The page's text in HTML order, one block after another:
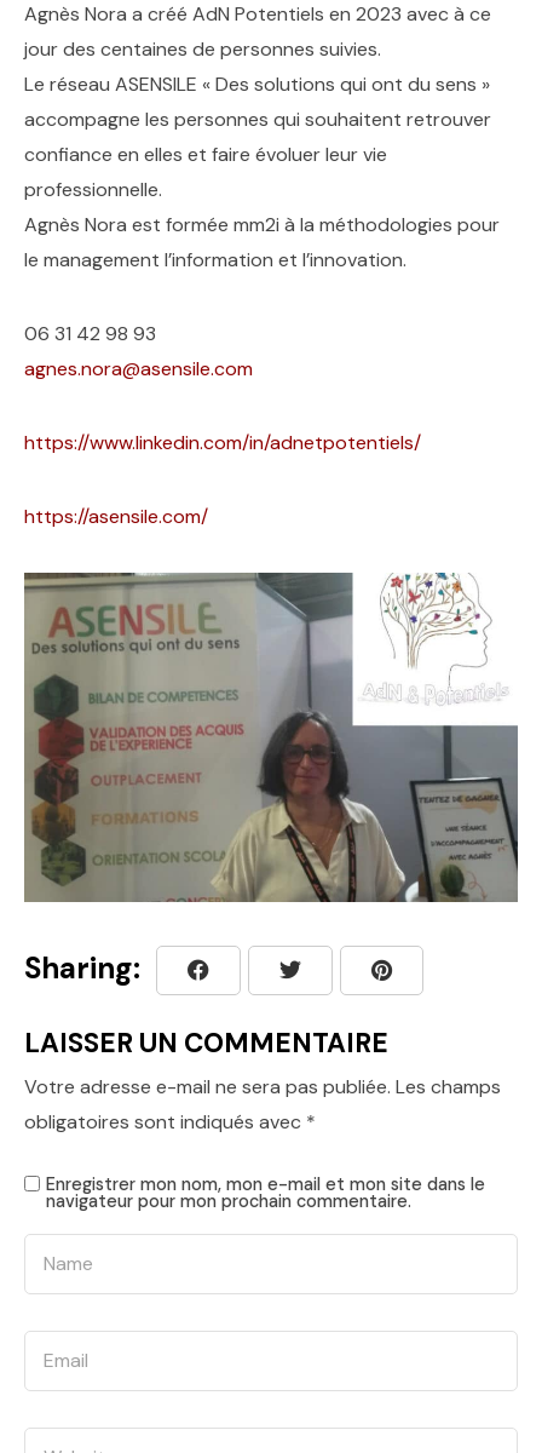
Agnès Nora a créé AdN Potentiels en 2023 avec à ce
jour des centaines de personnes suivies.
Le réseau ASENSILE « Des solutions qui ont du sens »
accompagne les personnes qui souhaitent retrouver
confiance en elles et faire évoluer leur vie
professionnelle.
Agnès Nora est formée mm2i à la méthodologies pour
le management l’information et l’innovation.
06 31 42 98 93
agnes.nora@asensile.com
https://www.linkedin.com/in/adnetpotentiels/
https://asensile.com/
Sharing:
LAISSER UN COMMENTAIRE
Votre adresse e-mail ne sera pas publiée. Les champs
obligatoires sont indiqués avec *
Enregistrer mon nom, mon e-mail et mon site dans le
navigateur pour mon prochain commentaire.